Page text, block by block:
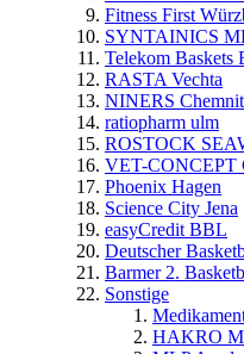
Fitness First
SYNTAINICS
Telekom Baskets
RASTA Vechta
NINERS
ratiopharm ulm
ROSTOCK
VET-CONCEPT
Phoenix Hagen
Science City Jena
easyCredit BBL
Deutscher
Barmer 2.
Sonstige
HAKRO